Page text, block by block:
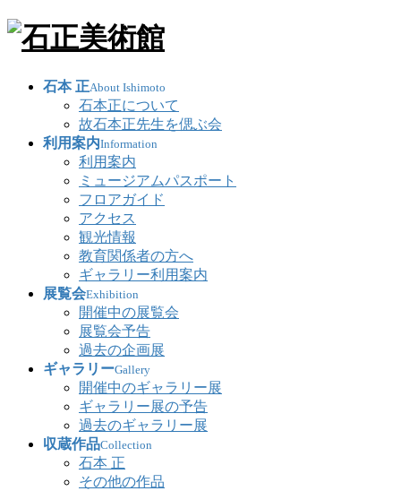
石本 正About Ishimoto
石本正について
故石本正先生を偲ぶ会
利用案内Information
利用案内
ミュージアムパスポート
フロアガイド
アクセス
観光情報
教育関係者の方へ
ギャラリー利用案内
展覧会Exhibition
開催中の展覧会
展覧会予告
過去の企画展
ギャラリーGallery
開催中のギャラリー展
ギャラリー展の予告
過去のギャラリー展
収蔵作品Collection
石本 正
その他の作品